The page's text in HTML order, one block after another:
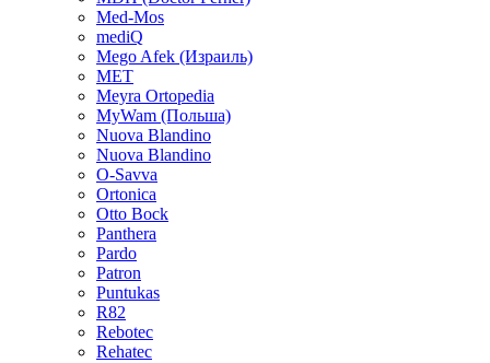
Med-Mos
mediQ
Mego Afek (Израиль)
MET
Meyra Ortopedia
MyWam (Польша)
Nuova Blandino
Nuova Blandino
O-Savva
Ortonica
Otto Bock
Panthera
Pardo
Patron
Puntukas
R82
Rebotec
Rehatec